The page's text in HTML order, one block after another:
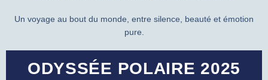
Un voyage au bout du monde, entre silence, beauté et émotion
pure.
ODYSSÉE POLAIRE 2025